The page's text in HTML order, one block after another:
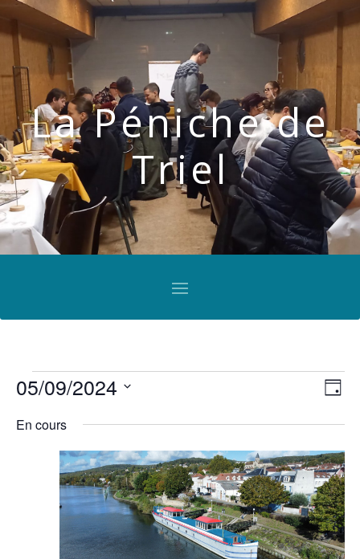
La Péniche de
Triel
Évènements
5
septembre
2024
par
de
Jour
05/09/2024
Sélectionnez
En cours